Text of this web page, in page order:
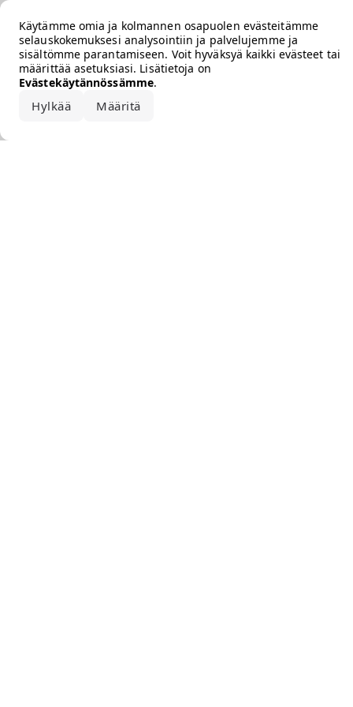
Käytämme omia ja kolmannen osapuolen evästeitämme
selauskokemuksesi analysointiin ja palvelujemme ja
sisältömme parantamiseen. Voit hyväksyä kaikki evästeet tai
määrittää asetuksiasi. Lisätietoja on
Evästekäytännössämme.
Hylkää Määritä
Error loading the brand